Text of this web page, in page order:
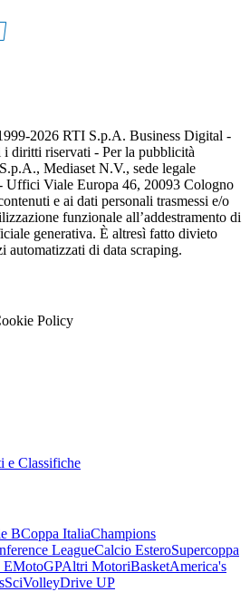
2026 RTI S.p.A. Business Digital -
diritti riservati - Per la pubblicità
Mediaset N.V., sede legale
Uffici Viale Europa 46, 20093 Cologno
e ai dati personali trasmessi e/o
funzionale all’addestramento di
generativa. È altresì fatto divieto
automatizzati di data scraping.
Policy
e Classifiche
BCoppa ItaliaChampions
LeagueCalcio EsteroSupercoppa
EMotoGPAltri MotoriBasketAmerica's
SciVolleyDrive UP